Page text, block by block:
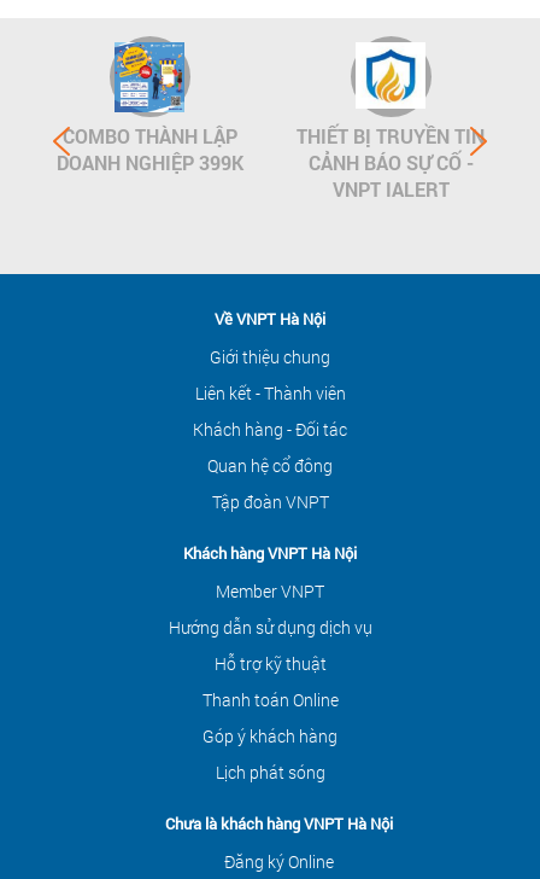
COMBO THÀNH LẬP
DOANH NGHIỆP 399K
THIẾT BỊ TRUYỀN TIN
CẢNH BÁO SỰ CỐ -
VNPT IALERT
Về VNPT Hà Nội
Giới thiệu chung
Liên kết - Thành viên
Khách hàng - Đối tác
Quan hệ cổ đông
Tập đoàn VNPT
Khách hàng VNPT Hà Nội
Member VNPT
Hướng dẫn sử dụng dịch vụ
Hỗ trợ kỹ thuật
Thanh toán Online
Góp ý khách hàng
Lịch phát sóng
Chưa là khách hàng VNPT Hà Nội
Đăng ký Online